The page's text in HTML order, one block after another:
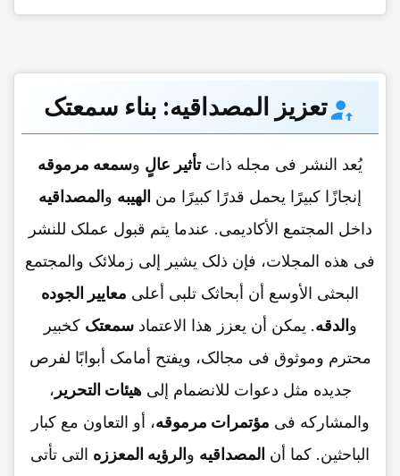
تعزیز المصداقیه: بناء سمعتک
یُعد النشر فی مجله ذاتتأثیر عالٍ وسمعه مرموقه
إنجازًا کبیرًا یحمل قدرًا کبیرًا من الهیبه و المصداقیه
داخل المجتمع الأکادیمی. عندما یتم قبول عملک للنشر
فی هذه المجلات، فإن ذلک یشیر إلى زملائک والمجتمع
البحثی الأوسع أن أبحاثک تلبی أعلى معاییر الجوده
و الدقه. یمکن أن یعزز هذا الاعتمادسمعتک کخبیر
محترم وموثوق فی مجالک، ویفتح أمامک أبوابًا لفرص
جدیده مثل دعوات للانضمام إلىهیئات التحریر ،
والمشارکه فی مؤتمرات مرموقه، أو التعاون مع کبار
الباحثین. کما أن المصداقیه و الرؤیه المعززه التی تأتی